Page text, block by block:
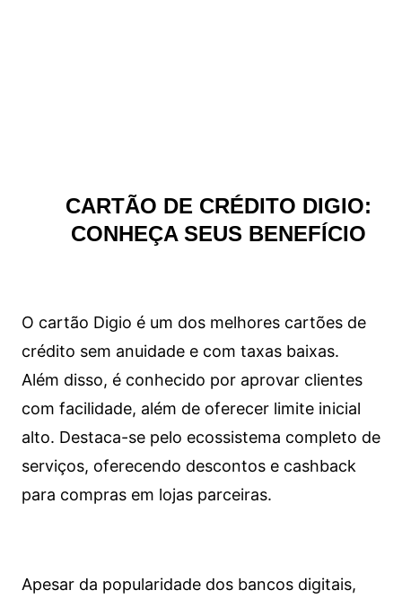
CARTÃO DE CRÉDITO DIGIO:
CONHEÇA SEUS BENEFÍCIO
O cartão Digio é um dos melhores cartões de
crédito sem anuidade e com taxas baixas.
Além disso, é conhecido por aprovar clientes
com facilidade, além de oferecer limite inicial
alto. Destaca-se pelo ecossistema completo de
serviços, oferecendo descontos e cashback
para compras em lojas parceiras.
Apesar da popularidade dos bancos digitais,